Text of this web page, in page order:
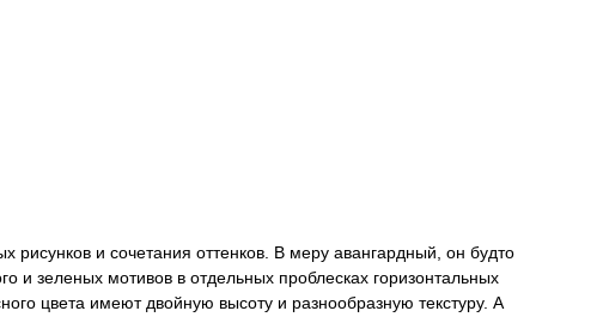
и сочетания оттенков. В меру авангардный, он будто
и зеленых мотивов в отдельных проблесках горизонтальных
цвета имеют двойную высоту и разнообразную текстуру. А